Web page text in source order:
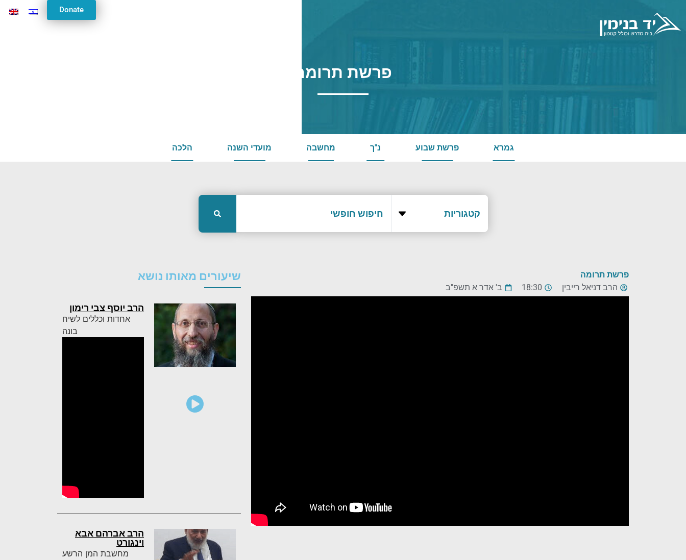
Donate
פרשת תרומה
גמרא פרשת שבוע נ"ך מחשבה מועדי השנה הלכה
קטגוריות
פרשת תרומה
הרב דניאל רייבין
18:30 ב' אדר א תשפ"ב
שיעורים מאותו נושא
הרב יוסף צבי רימון
אחדות וכללים לשיח
בונה
הרב אברהם אבא
וינגורט
מחשבת המן הרשע